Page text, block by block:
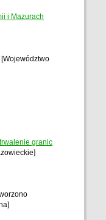
i Mazurach
[Województwo
granic